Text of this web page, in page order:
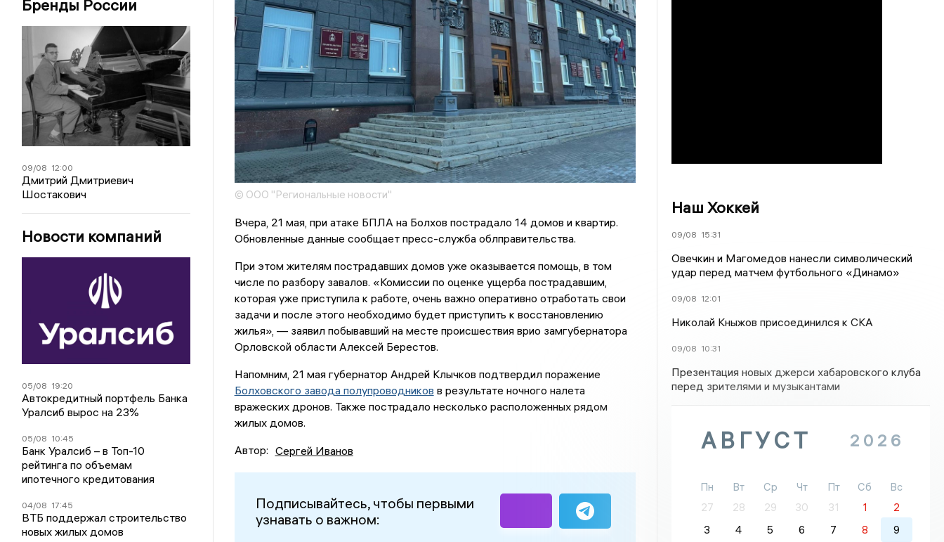
Бренды России
09/08 12:00
Дмитрий Дмитриевич
Шостакович
Новости компаний
05/08 19:20
Автокредитный портфель Банка
Уралсиб вырос на 23%
05/08 10:45
Банк Уралсиб – в Топ-10
рейтинга по объемам
ипотечного кредитования
04/08 17:45
ВТБ поддержал строительство
новых жилых домов
© ООО "Региональные новости"
Вчера, 21 мая, при атаке БПЛА на Болхов пострадало 14 домов и квартир.
Обновленные данные сообщает пресс-служба облправительства.
При этом жителям пострадавших домов уже оказывается помощь, в том
числе по разбору завалов. «Комиссии по оценке ущерба пострадавшим,
которая уже приступила к работе, очень важно оперативно отработать свои
задачи и после этого необходимо будет приступить к восстановлению
жилья», — заявил побывавший на месте происшествия врио замгубернатора
Орловской области Алексей Берестов.
Напомним, 21 мая губернатор Андрей Клычков подтвердил поражение
Болховского завода полупроводников в результате ночного налета
вражеских дронов. Также пострадало несколько расположенных рядом
жилых домов.
Автор: Сергей Иванов
Подписывайтесь, чтобы первыми
узнавать о важном:
Наш Хоккей
09/08 15:31
Овечкин и Магомедов нанесли символический
удар перед матчем футбольного «Динамо»
09/08 12:01
Николай Кныжов присоединился к СКА
09/08 10:31
Презентация новых джерси хабаровского клуба
перед зрителями и музыкантами
АВГУСТ 2026
Пн Вт Ср Чт Пт Сб
Вс
27
28 29 30 31 1
2
3
4 5 6 7 8
9